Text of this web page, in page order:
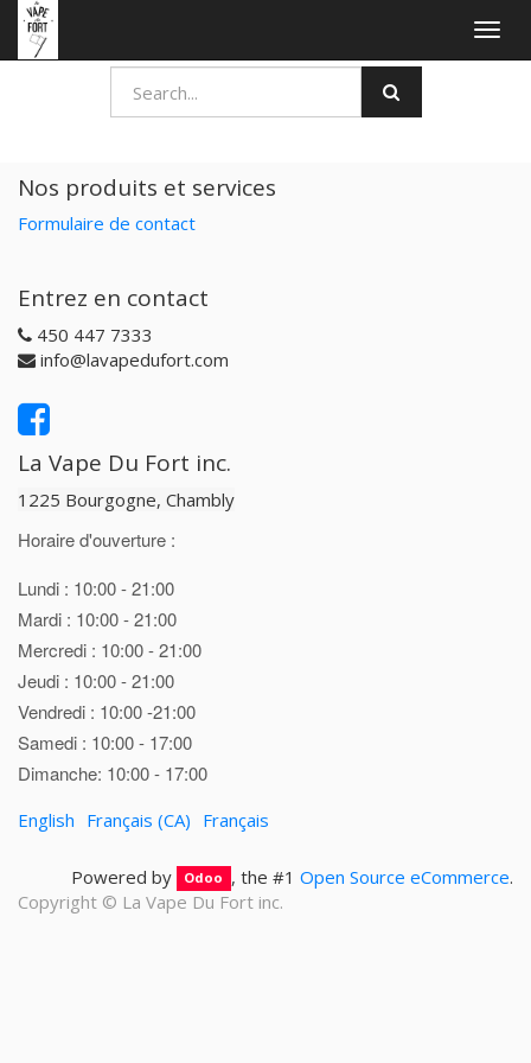
Nos produits et services
Formulaire de contact
Entrez en contact
450 447 7333
info@lavapedufort.com
La Vape Du Fort inc.
1225 Bourgogne, Chambly
Horaire d'ouverture :
Lundi : 10:00 - 21:00
Mardi : 10:00 - 21:00
Mercredi : 10:00 - 21:00
Jeudi : 10:00 - 21:00
Vendredi : 10:00 -21:00
Samedi : 10:00 - 17:00
Dimanche: 10:00 - 17:00
English Français (CA) Français
Powered by Odoo , the #1 Open Source eCommerce.
Copyright © La Vape Du Fort inc.